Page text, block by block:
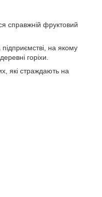
справжній фруктовий
на якому
горіхи.
які страждають на